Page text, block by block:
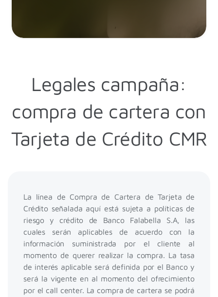
Legales campaña:
compra de cartera con
Tarjeta de Crédito CMR
La línea de Compra de Cartera de Tarjeta de
Crédito señalada aquí está sujeta a políticas de
riesgo y crédito de Banco Falabella S.A, las
cuales serán aplicables de acuerdo con la
información suministrada por el cliente al
momento de querer realizar la compra. La tasa
de interés aplicable será definida por el Banco y
será la vigente en al momento del ofrecimiento
por el call center. La compra de cartera se podrá